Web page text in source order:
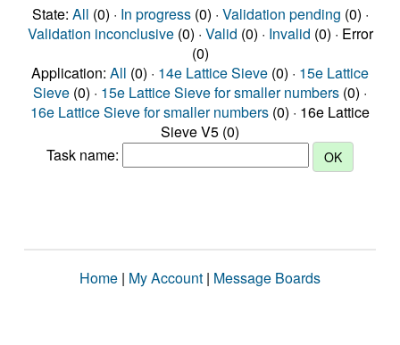
State: All (0) · In progress(0) · Validation pending (0) ·
Validation inconclusive(0) · Valid (0) · Invalid (0) · Error
(0)
Application: All (0) · 14e Lattice Sieve (0) · 15e Lattice
Sieve (0) · 15e Lattice Sieve for smaller numbers (0) ·
16e Lattice Sieve for smaller numbers (0) · 16e Lattice
Sieve V5 (0)
Task name:
Home | My Account | Message Boards